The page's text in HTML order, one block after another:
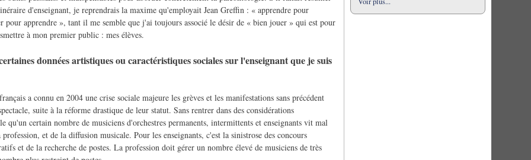
d'enseignant, je reprendrais la maxime qu'employait Jean Greffin : « apprendre pour
pour apprendre », tant il me semble que j'ai toujours associé le désir de « bien jouer » qui est pour
à mon premier public : mes élèves.
données artistiques ou caractéristiques sociales sur l'enseignant que je suis
a connu en 2004 une crise sociale majeure les grèves et les manifestations sans précédent
suite à la réforme drastique de leur statut. Sans rentrer dans des considérations
qu'un certain nombre de musiciens d'orchestres permanents, intermittents et enseignants vit mal
profession, et de la diffusion musicale. Pour les enseignants, c'est la sinistrose des concours
et de la recherche de postes. La profession doit gérer un nombre élevé de musiciens de très